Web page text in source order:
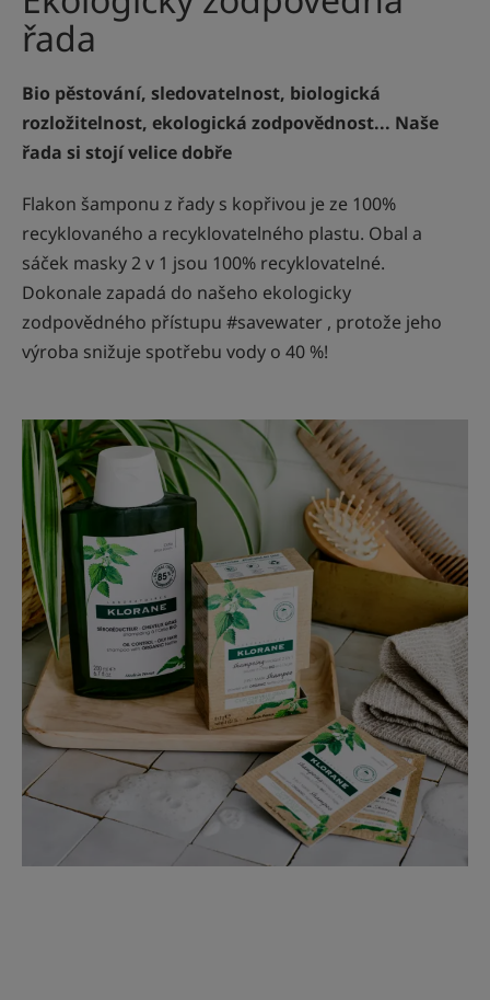
řada
Bio pěstování, sledovatelnost, biologická
rozložitelnost, ekologická zodpovědnost... Naše
řada si stojí velice dobře
Flakon šamponu z řady s kopřivou je ze 100%
recyklovaného a recyklovatelného plastu. Obal a
sáček masky 2 v 1 jsou 100% recyklovatelné.
Dokonale zapadá do našeho ekologicky
zodpovědného přístupu #savewater , protože jeho
výroba snižuje spotřebu vody o 40 %!